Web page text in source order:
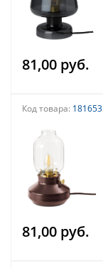
81,00 руб.
Код товара: 181653
81,00 руб.